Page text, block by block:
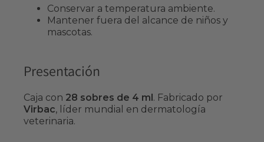
Conservar a temperatura ambiente.
Mantener fuera del alcance de niños y
mascotas.
Presentación
Caja con 28 sobres de 4 ml. Fabricado por
Virbac, líder mundial en dermatología
veterinaria.